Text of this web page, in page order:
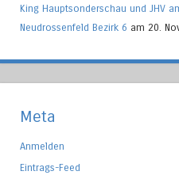
King Hauptsonderschau und JHV
Neudrossenfeld Bezirk 6 am 20.
Meta
Anmelden
Eintrags-Feed